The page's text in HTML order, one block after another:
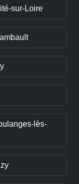
sur-Loire
lès-